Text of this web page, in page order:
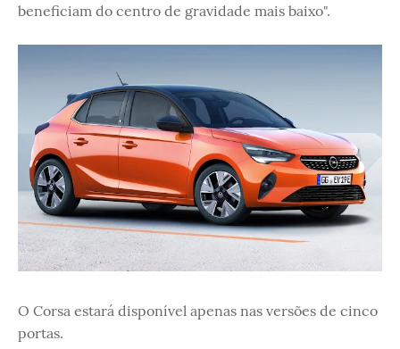
beneficiam do centro de gravidade mais baixo".
O Corsa estará disponível apenas nas versões de cinco
portas.